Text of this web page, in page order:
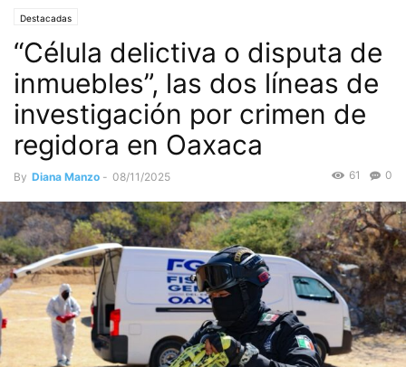
Destacadas
“Célula delictiva o disputa de
inmuebles”, las dos líneas de
investigación por crimen de
regidora en Oaxaca
By Diana Manzo - 08/11/2025 0
61